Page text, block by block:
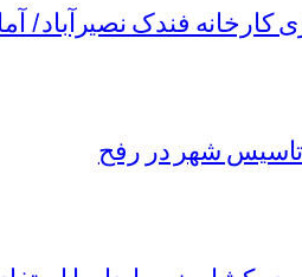
فندک نصیرآباد/
تاسیس شهر در رفح